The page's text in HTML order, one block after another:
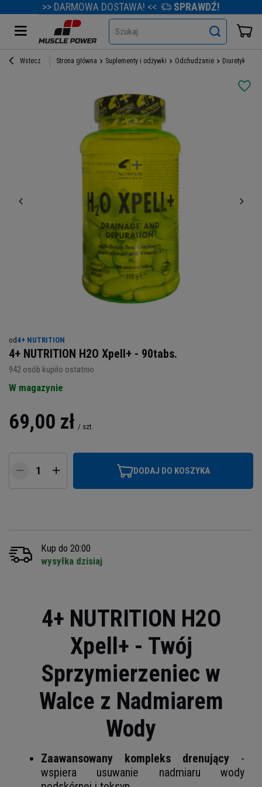
>> DARMOWA DOSTAWA! << SPRAWDŹ!
Szukaj
Wstecz Strona główna Suplementy i odżywki Odchudzanie Diuretyki
od 4+ NUTRITION
4+ NUTRITION H2O Xpell+ - 90tabs.
942 osób kupiło ostatnio
W magazynie
69,00 zł / szt.
DODAJ DO KOSZYKA
Kup do 20:00
wysyłka dzisiaj
4+ NUTRITION H2O
Xpell+ - Twój
Sprzymierzeniec w
Walce z Nadmiarem
Wody
Zaawansowany kompleks drenujący -
wspiera usuwanie nadmiaru wody